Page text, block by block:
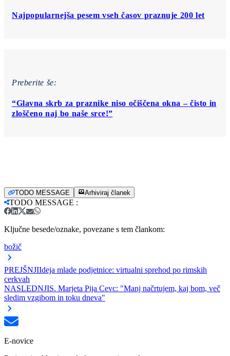
Najpopularnejša pesem vseh časov praznuje 200 let
Preberite še:
“Glavna skrb za praznike niso očiščena okna – čisto in
zloščeno naj bo naše srce!”
TODO MESSAGE Arhiviraj članek
TODO MESSAGE :
Ključne besede/oznake, povezane s tem člankom:
božič
PREJŠNJIIdeja mlade podjetnice: virtualni sprehod po rimskih
cerkvah
NASLEDNJIS. Marjeta Pija Cevc: "Manj načrtujem, kaj bom, več
sledim vzgibom in toku dneva"
E-novice